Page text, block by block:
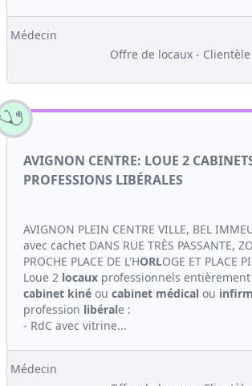
Médecin
Offre de locaux - Clientèle
AVIGNON CENTRE: LOUE 2
PROFESSIONS LIBÉRALES
AVIGNON PLEIN CENTRE VILLE, BEL
avec cachet DANS RUE TRÈS PASSANTE,
PROCHE PLACE DE L'HORLOGE ET PLACE
Loue 2 locaux professionnels
cabinet kiné ou cabinet médical ou
profession libérale :
- RdC avec vitrine...
Médecin